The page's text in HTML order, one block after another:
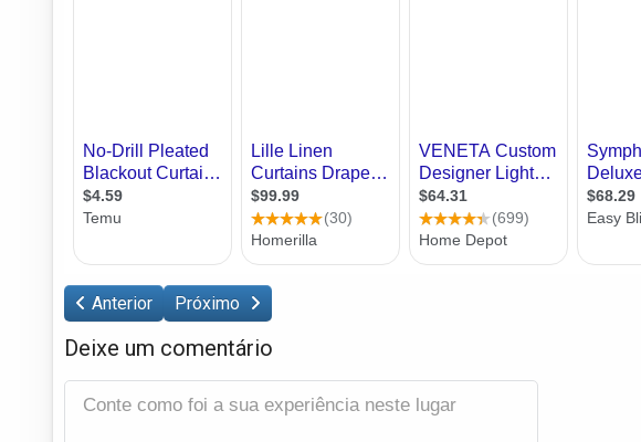
Anterior Próximo
Deixe um comentário